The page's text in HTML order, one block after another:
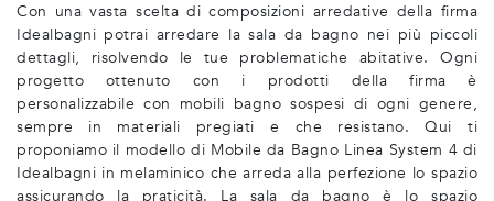
Con una vasta scelta di composizioni arredative della firma
Idealbagni potrai arredare la sala da bagno nei più piccoli
dettagli, risolvendo le tue problematiche abitative. Ogni
progetto ottenuto con i prodotti della firma è
personalizzabile con mobili bagno sospesi di ogni genere,
sempre in materiali pregiati e che resistano. Qui ti
proponiamo il modello di Mobile da Bagno Linea System 4 di
Idealbagni in melaminico che arreda alla perfezione lo spazio
assicurando la praticità. La sala da bagno è lo spazio